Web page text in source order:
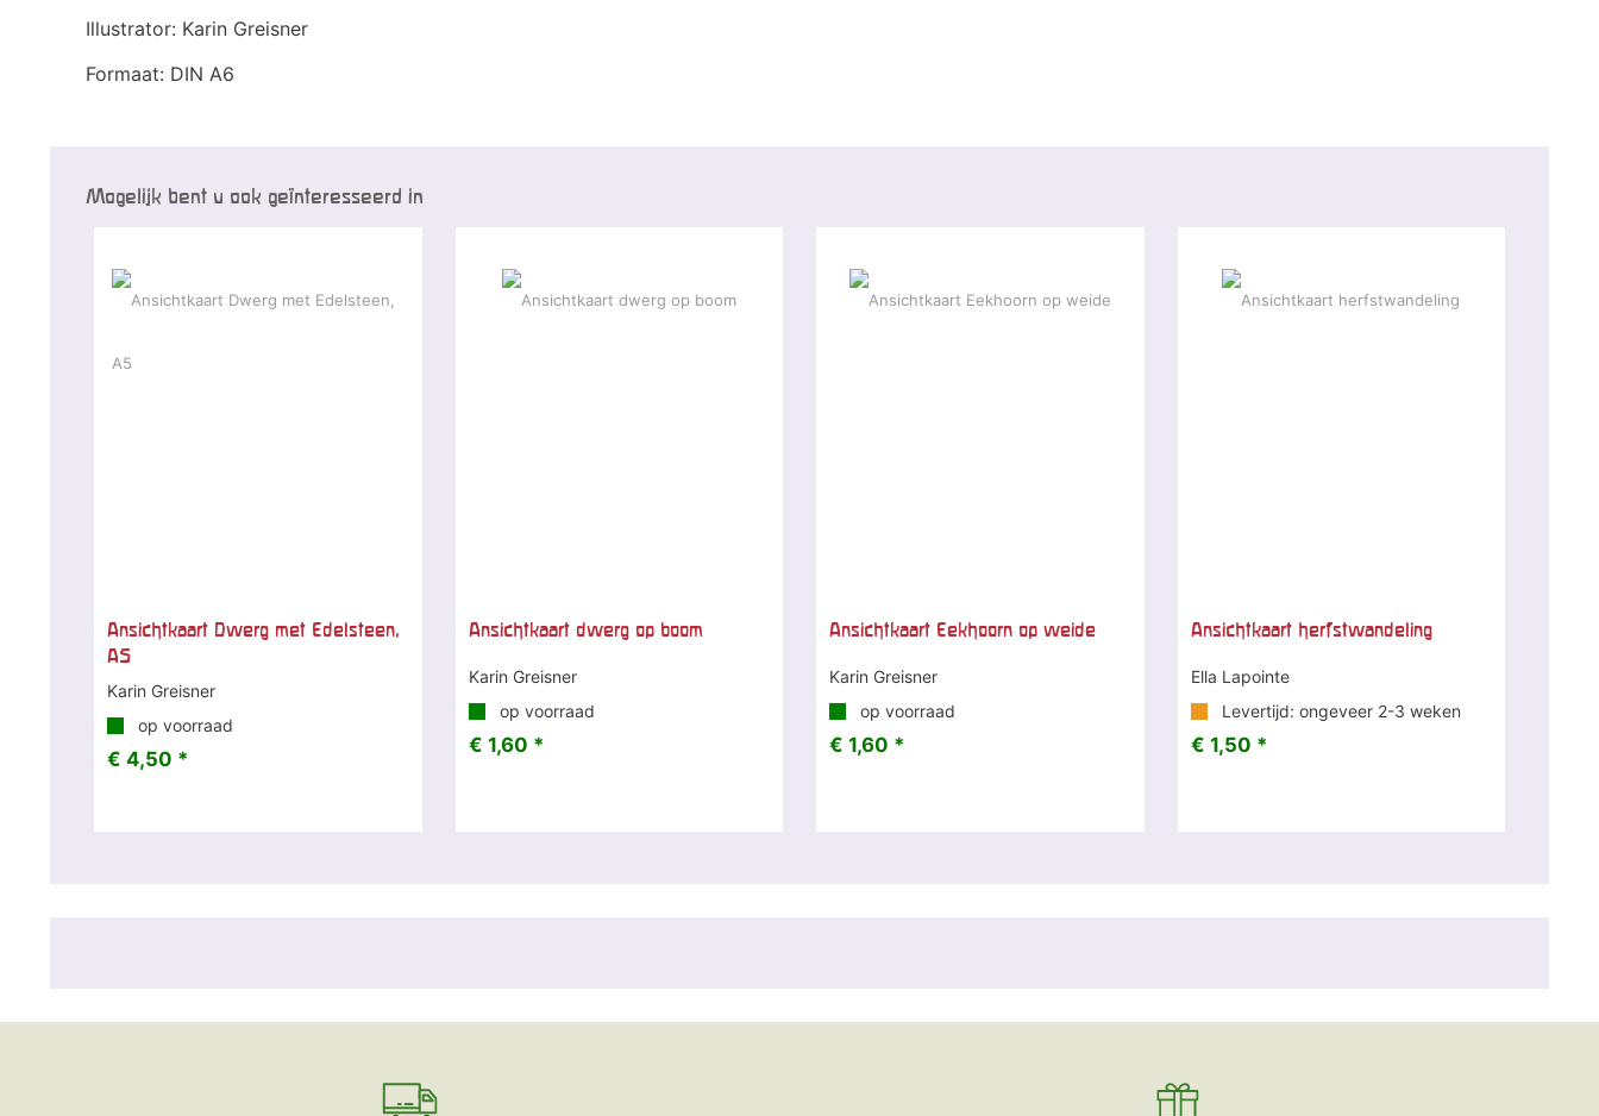
Illustrator: Karin Greisner
Formaat: DIN A6
Mogelijk bent u ook geïnteresseerd in
Ansichtkaart Dwerg met Edelsteen,
A5
Karin Greisner
op voorraad
€ 4,50 *
Ansichtkaart dwerg op boom
Karin Greisner
op voorraad
€ 1,60 *
Ansichtkaart Eekhoorn op weide
Karin Greisner
op voorraad
€ 1,60 *
Ansichtkaart herfstwandeling
Ella Lapointe
Levertijd: ongeveer 2-3 weken
€ 1,50 *